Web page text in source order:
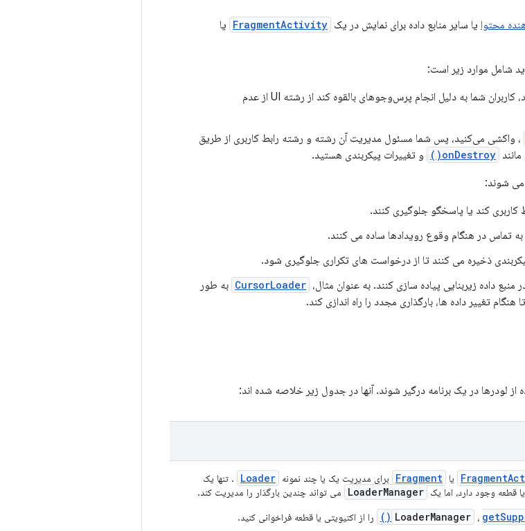
محتوا یا سایر منابع داده برای نمایش در یک FragmentActivity یا
شامل موارد زیر است:
اگر داده‌ها را مستقیماً در فعالیت یا قطعه واکشی کنید، کاربران شما به دلیل انجام پرس‌وجوهای بالقوه کند از رشته UI از عدم
، واکشی می‌کنید، پس شما مسئول مدیریت آن رشته و رشته رابط کاربری از طریق
onDestroy()
و تغییرات پیکربندی هستید.
می شوند:
کاربری کند یا پاسخگو جلوگیری کنند.
ذخیره می کنند تا از درخواست های تکراری جلوگیری شود.
داده زیربنایی پیاده سازی کنند. به عنوان مثال، CursorLoader به طور
هنگام تغییر داده ها، بارگذاری مجدد را راه اندازی کند.
لودرها در یک برنامه درگیر شوند. آنها در جدول زیر خلاصه شده اند:
Fragment یا Fragment برای مدیریت یک یا چند نمونه Loader . تنها یک
قطعه وجود دارد، اما یک LoaderManager
می تواند چندین بارگذار را مدیریت کند.
LoaderManager ،
را از اکتیویتی یا قطعه فراخوانی کنید.